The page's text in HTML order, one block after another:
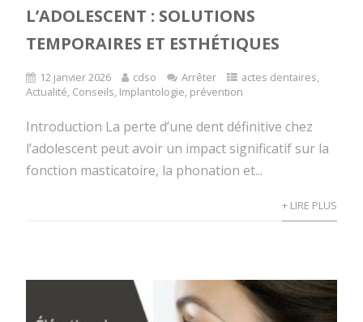
L’ADOLESCENT : SOLUTIONS
TEMPORAIRES ET ESTHÉTIQUES
12 janvier 2026 cdso Arrêter actes dentaires,
Actualité, Conseils, Implantologie, prévention
Introduction La perte d’une dent définitive chez
l’adolescent peut avoir un impact significatif sur la
fonction masticatoire, la phonation et...
+ LIRE PLUS